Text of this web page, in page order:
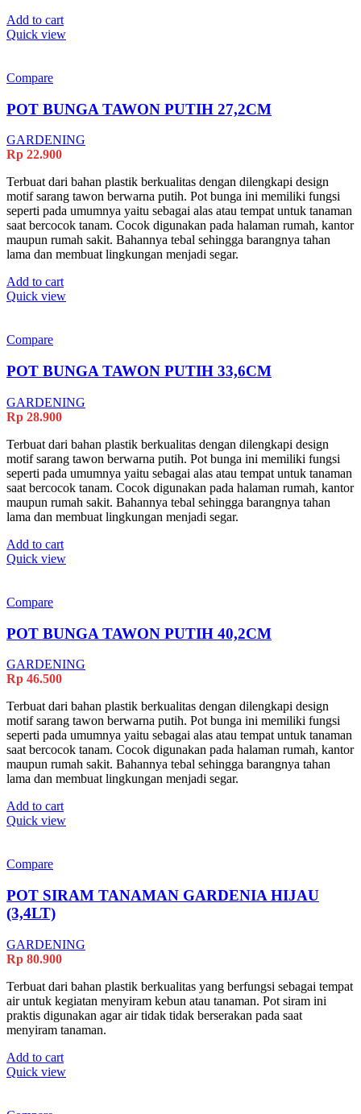
Add to cart
Quick view
Compare
POT BUNGA TAWON PUTIH 27,2CM
GARDENING
Rp 22.900
Terbuat dari bahan plastik berkualitas dengan dilengkapi design
motif sarang tawon berwarna putih. Pot bunga ini memiliki fungsi
seperti pada umumnya yaitu sebagai alas atau tempat untuk tanaman
saat bercocok tanam. Cocok digunakan pada halaman rumah, kantor
maupun rumah sakit. Bahannya tebal sehingga barangnya tahan
lama dan membuat lingkungan menjadi segar.
Add to cart
Quick view
Compare
POT BUNGA TAWON PUTIH 33,6CM
GARDENING
Rp 28.900
Terbuat dari bahan plastik berkualitas dengan dilengkapi design
motif sarang tawon berwarna putih. Pot bunga ini memiliki fungsi
seperti pada umumnya yaitu sebagai alas atau tempat untuk tanaman
saat bercocok tanam. Cocok digunakan pada halaman rumah, kantor
maupun rumah sakit. Bahannya tebal sehingga barangnya tahan
lama dan membuat lingkungan menjadi segar.
Add to cart
Quick view
Compare
POT BUNGA TAWON PUTIH 40,2CM
GARDENING
Rp 46.500
Terbuat dari bahan plastik berkualitas dengan dilengkapi design
motif sarang tawon berwarna putih. Pot bunga ini memiliki fungsi
seperti pada umumnya yaitu sebagai alas atau tempat untuk tanaman
saat bercocok tanam. Cocok digunakan pada halaman rumah, kantor
maupun rumah sakit. Bahannya tebal sehingga barangnya tahan
lama dan membuat lingkungan menjadi segar.
Add to cart
Quick view
Compare
POT SIRAM TANAMAN GARDENIA HIJAU
(3,4LT)
GARDENING
Rp 80.900
Terbuat dari bahan plastik berkualitas yang berfungsi sebagai tempat
air untuk kegiatan menyiram kebun atau tanaman. Pot siram ini
praktis digunakan agar air tidak tidak berserakan pada saat
menyiram tanaman.
Add to cart
Quick view